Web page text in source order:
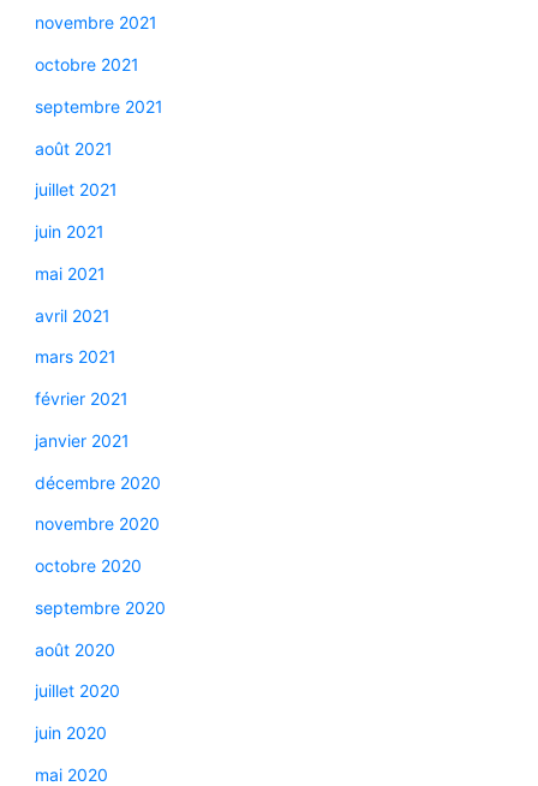
novembre 2021
octobre 2021
septembre 2021
août 2021
juillet 2021
juin 2021
mai 2021
avril 2021
mars 2021
février 2021
janvier 2021
décembre 2020
novembre 2020
octobre 2020
septembre 2020
août 2020
juillet 2020
juin 2020
mai 2020